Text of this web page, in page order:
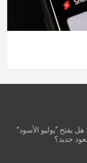
يفتح “يوليو الأسود”
جديد؟